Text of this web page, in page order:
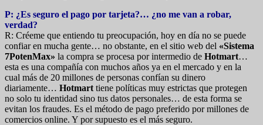
P: ¿Es seguro el pago por tarjeta?… ¿no me van a robar,
verdad?
R: Créeme que entiendo tu preocupación, hoy en día no se puede
confiar en mucha gente… no obstante, en el sitio web del «Sistema
7PotenMax» la compra se procesa por intermedio de Hotmart…
esta es una compañía con muchos años ya en el mercado y en la
cual más de 20 millones de personas confían su dinero
diariamente… Hotmart tiene políticas muy estrictas que protegen
no solo tu identidad sino tus datos personales… de esta forma se
evitan los fraudes. Es el método de pago preferido por millones de
comercios online. Y por supuesto es el más seguro.